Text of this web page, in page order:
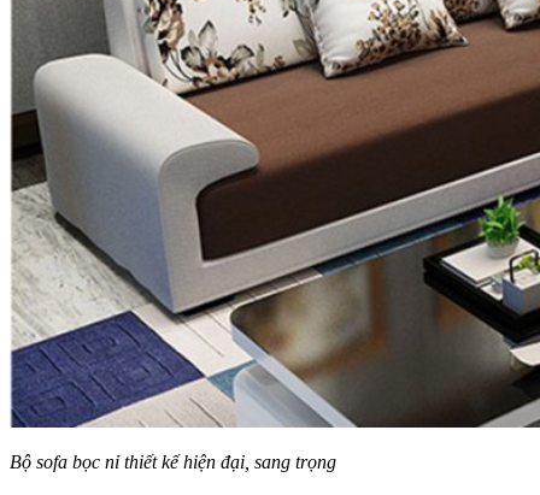
Bộ sofa bọc nỉ thiết kế hiện đại, sang trọng